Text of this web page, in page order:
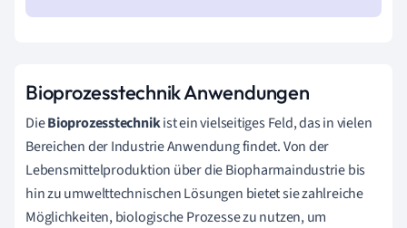
Bioprozesstechnik Anwendungen
DieBioprozesstechnikist ein vielseitiges Feld, das in vielen
Bereichen der Industrie Anwendung findet. Von der
Lebensmittelproduktion über die Biopharmaindustrie bis
hin zu umwelttechnischen Lösungen bietet sie zahlreiche
Möglichkeiten, biologische Prozesse zu nutzen, um